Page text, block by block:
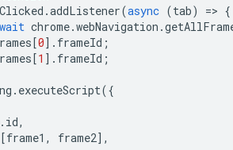
.addListener(async (tab) => {
chrome.webNavigation .
[0]. frameId ;
[1 ]. frameId ;
. executeScript({
. id,
[frame1 , frame2],